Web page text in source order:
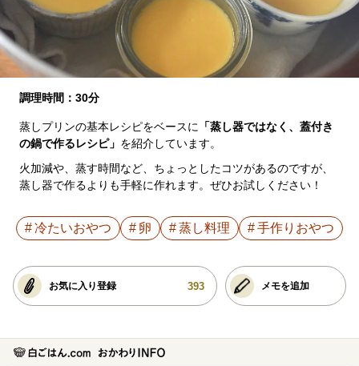
調理時間：30分
蒸しプリンの基本レシピをベースに
「蒸し器ではなく、蓋付き
の鍋で作るレシピ」 を紹介しています。
火加減や、蒸す時間など、ちょっとしたコツがあるのですが、
蒸し器で作るよりも手軽に作れます。ぜひお試しください！
冷たいおやつ 卵 蒸し料理 手作りおやつ
お気に入り登録 393 メモを追加